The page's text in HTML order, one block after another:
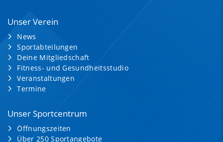
Unser Verein
News
Sportabteilungen
Deine Mitgliedschaft
Fitness- und Gesundheitsstudio
Veranstaltungen
Termine
Unser Sportcentrum
Öffnungszeiten
Über 250 Sportangebote